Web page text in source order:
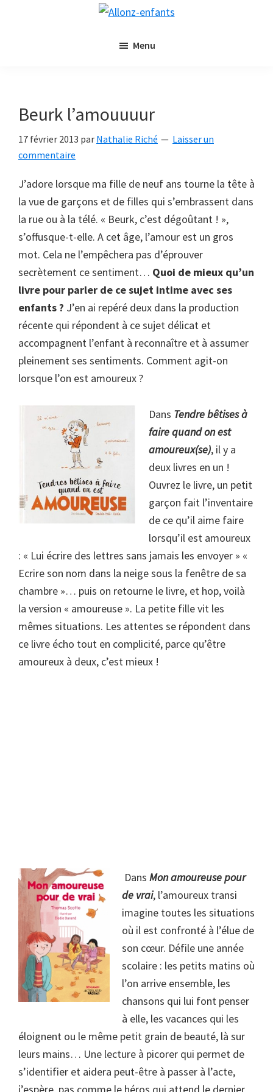
de
Nathalie
Riché
Menu
Beurk l’amouuuur
17 février 2013 par Nathalie Riché
Laisser un
commentaire
J’adore lorsque ma fille de neuf ans tourne la tête à
la vue de garçons et de filles qui s’embrassent dans
la rue ou à la télé. « Beurk, c’est dégoûtant ! »,
s’offusque-t-elle. A cet âge, l’amour est un gros
mot. Cela ne l’empêchera pas d’éprouver
secrètement ce sentiment… Quoi de mieux qu’un
livre pour parler de ce sujet intime avec ses
enfants ? J’en ai repéré deux dans la production
récente qui répondent à ce sujet délicat et
accompagnent l’enfant à reconnaître et à assumer
pleinement ses sentiments. Comment agit-on
lorsque l’on est amoureux ?
Dans Tendre bêtises à
faire quand on est
amoureux(se), il y a
deux livres en un !
Ouvrez le livre, un petit
garçon fait l’inventaire
de ce qu’il aime faire
lorsqu’il est amoureux
: « Lui écrire des lettres sans jamais les envoyer » «
Ecrire son nom dans la neige sous la fenêtre de sa
chambre »… puis on retourne le livre, et hop, voilà
la version « amoureuse ». La petite fille vit les
mêmes situations. Les attentes se répondent dans
ce livre écho tout en complicité, parce qu’être
amoureux à deux, c’est mieux !
Dans Mon amoureuse pour
de vrai, l’amoureux transi
imagine toutes les situations
où il est confronté à l’élue de
son cœur. Défile une année
scolaire : les petits matins où
l’on arrive ensemble, les
chansons qui lui font penser
à elle, les vacances qui les
éloignent ou le même petit grain de beauté, là sur
leurs mains… Une lecture à picorer qui permet de
s’identifier et aidera peut-être à passer à l’acte,